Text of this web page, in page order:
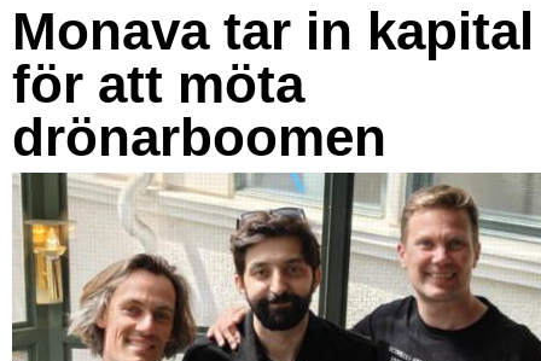
Monava tar in kapital
för att möta
drönarboomen